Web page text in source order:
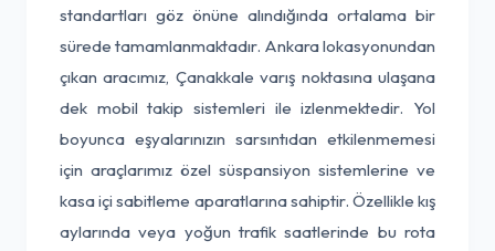
standartları göz önüne alındığında ortalama bir
sürede tamamlanmaktadır. Ankara lokasyonundan
çıkan aracımız, Çanakkale varış noktasına ulaşana
dek mobil takip sistemleri ile izlenmektedir. Yol
boyunca eşyalarınızın sarsıntıdan etkilenmemesi
için araçlarımız özel süspansiyon sistemlerine ve
kasa içi sabitleme aparatlarına sahiptir. Özellikle kış
aylarında veya yoğun trafik saatlerinde bu rota